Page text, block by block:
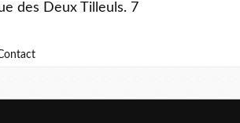
des Deux Tilleuls. 7